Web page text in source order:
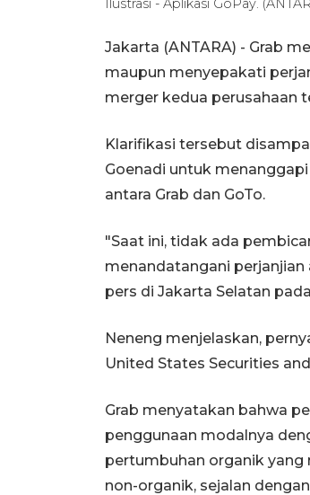
Ilustrasi - Aplikasi GoPay.
Jakarta (ANTARA) - Grab
maupun menyepakati
merger kedua perusahaan
Klarifikasi tersebut
Goenadi untuk
antara Grab dan GoTo.
"Saat ini, tidak ada
menandatangani
pers di Jakarta Selatan
Neneng menjelaskan,
United States Securities
Grab menyatakan bahwa
penggunaan modalnya
pertumbuhan organik
non-organik, sejalan